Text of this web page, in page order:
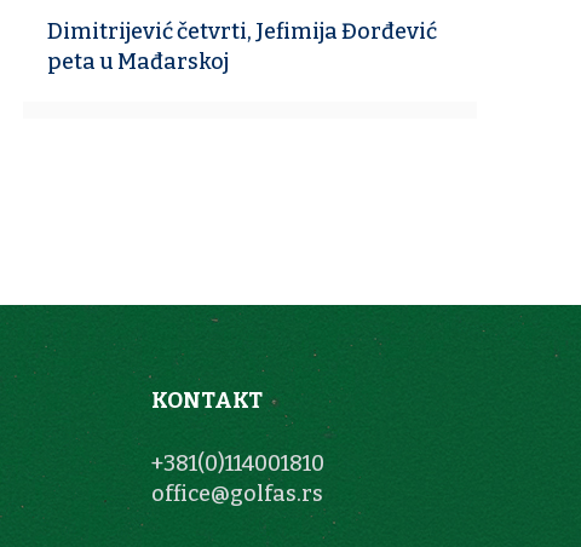
Dimitrijević četvrti, Jefimija Đorđević
peta u Mađarskoj
KONTAKT
+381(0)114001810
office@golfas.rs